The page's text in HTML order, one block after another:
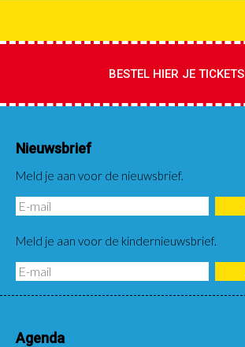
BESTEL HIER JE TICKETS
Nieuwsbrief
Meld je aan voor de nieuwsbrief.
Meld je aan voor de kindernieuwsbrief.
Agenda